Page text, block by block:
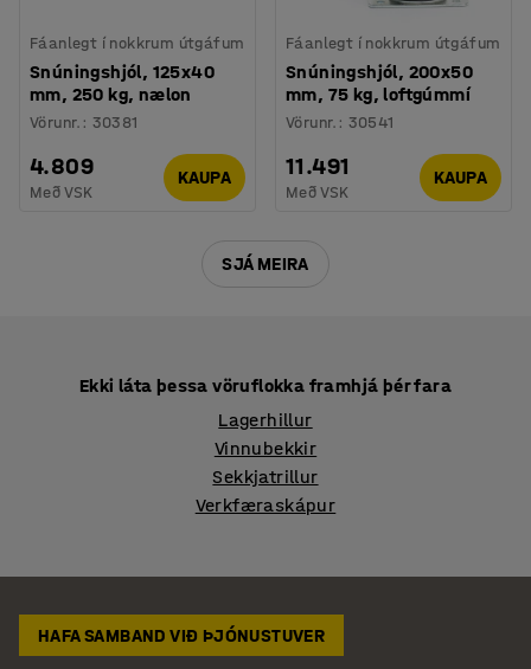
Fáanlegt í nokkrum útgáfum
Snúningshjól, 125x40
mm, 250 kg, nælon
Vörunr. : 30381
4.809
Með VSK
KAUPA
Fáanlegt í nokkrum útgáfum
Snúningshjól, 200x50
mm, 75 kg, loftgúmmí
Vörunr. : 30541
11.491
Með VSK
KAUPA
SJÁ MEIRA
Ekki láta þessa vöruflokka framhjá þér fara
Lagerhillur
Vinnubekkir
Sekkjatrillur
Verkfæraskápur
HAFA SAMBAND VIÐ ÞJÓNUSTUVER